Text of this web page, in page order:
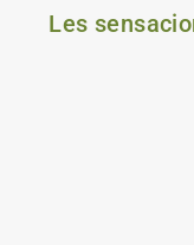
Les